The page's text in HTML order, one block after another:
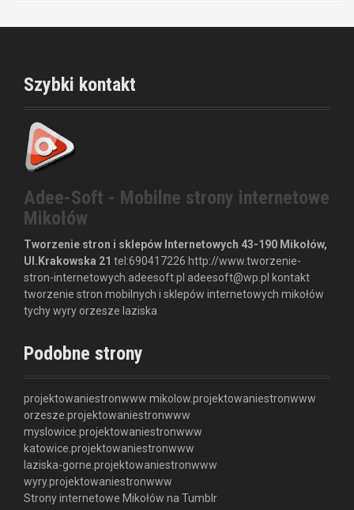
Szybki kontakt
Adee-Soft - Mobilne strony internetowe
Mikołów
Tworzenie stron i sklepów Internetowych 43-190 Mikołów,
Ul.Krakowska 21 tel:690417226 http://www.tworzenie-
stron-internetowych.adeesoft.pl adeesoft@wp.pl kontakt
tworzenie stron mobilnych i sklepów internetowych mikołów
tychy wyry orzesze laziska
Podobne strony
projektowaniestronwww mikolow.projektowaniestronwww
orzesze.projektowaniestronwww
myslowice.projektowaniestronwww
katowice.projektowaniestronwww
laziska-gorne.projektowaniestronwww
wyry.projektowaniestronwww
Strony internetowe Mikołów na Tumblr